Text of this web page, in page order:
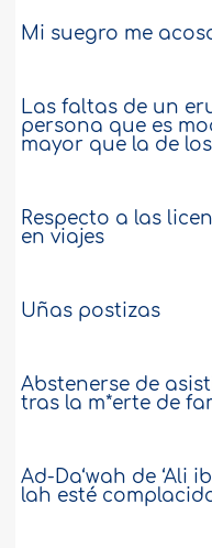
Mi suegro me
Las faltas de un
persona que es
mayor que la de
Respecto a las
en viajes
Uñas postizas
Abstenerse de
tras la m*erte de
Ad-Da‘wah de ‘Ali
lah esté